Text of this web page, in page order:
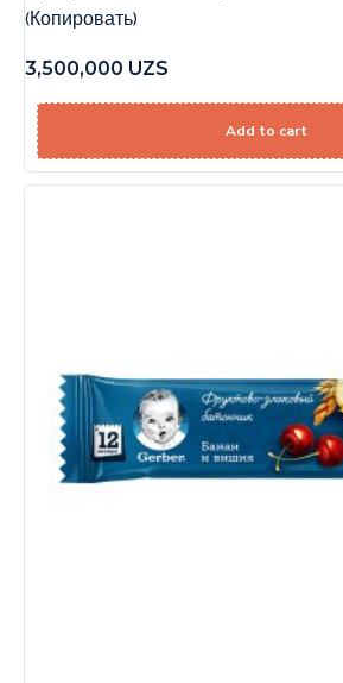
(Копировать)
3,500,000 UZS
Add to cart